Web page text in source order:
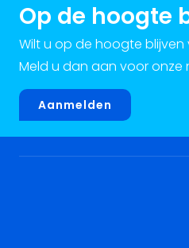
Op de hoogte
Wilt u op de hoogte
Meld u dan aan voor onze
Aanmelden